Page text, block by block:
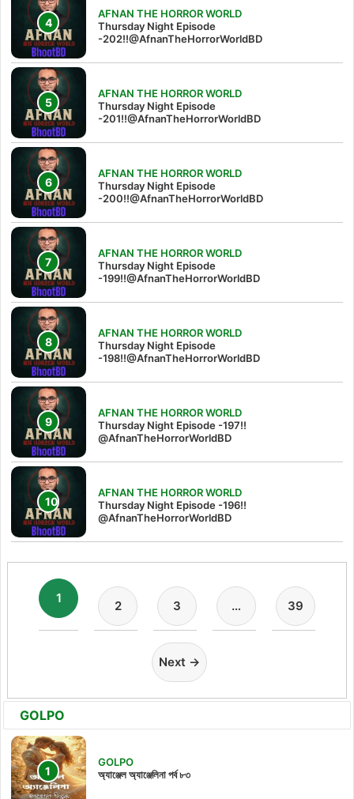
AFNAN THE HORROR WORLD
Thursday Night Episode
-202!!@AfnanTheHorrorWorldBD
AFNAN THE HORROR WORLD
Thursday Night Episode
-201!!@AfnanTheHorrorWorldBD
AFNAN THE HORROR WORLD
Thursday Night Episode
-200!!@AfnanTheHorrorWorldBD
AFNAN THE HORROR WORLD
Thursday Night Episode
-199!!@AfnanTheHorrorWorldBD
AFNAN THE HORROR WORLD
Thursday Night Episode
-198!!@AfnanTheHorrorWorldBD
AFNAN THE HORROR WORLD
Thursday Night Episode -197!!‪
@AfnanTheHorrorWorldBD‬
AFNAN THE HORROR WORLD
Thursday Night Episode -196!!
@AfnanTheHorrorWorldBD
1
2 3 … 39
Next →
GOLPO
GOLPO
অ্যাঞ্জেল অ্যাঞ্জেলিনা পর্ব ৮৩